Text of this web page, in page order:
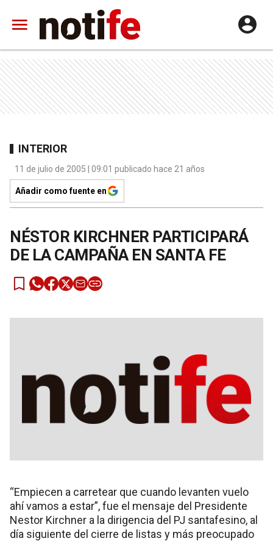
INTERIOR
11 de julio de 2005 | 09:01 publicado hace 21 años
Añadir como fuente en
NÉSTOR KIRCHNER PARTICIPARÁ
DE LA CAMPAÑA EN SANTA FE
“Empiecen a carretear que cuando levanten vuelo
ahí vamos a estar”, fue el mensaje del Presidente
Nestor Kirchner a la dirigencia del PJ santafesino, al
día siguiente del cierre de listas y más preocupado